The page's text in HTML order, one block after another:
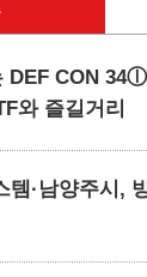
DEF CON
와 즐길거리
템·남양주시,